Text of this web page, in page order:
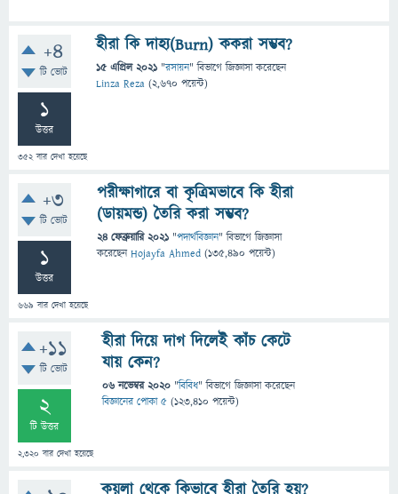
+4
টি ভোট
1
উত্তর
352বার দেখা হয়েছে
হীরা কি দাহ্য(Burn) ককরা সম্ভব?
15 এপ্রিল 2021 "রসায়ন" বিভাগে জিজ্ঞাসাকরেছেন
Linza Reza (2,670 পয়েন্ট)
+3
টি ভোট
1
উত্তর
669 বার দেখা হয়েছে
পরীক্ষাগারে বা কৃত্রিমভাবে কি হীরা
(ডায়মন্ড) তৈরি করা সম্ভব?
24 ফেব্রুয়ারি 2021 "পদার্থবিজ্ঞান" বিভাগে জিজ্ঞাসা
করেছেনHojayfa Ahmed (135,490 পয়েন্ট)
+11
টি ভোট
2
টি উত্তর
2,320 বার দেখা হয়েছে
হীরা দিয়ে দাগ দিলেই কাঁচ কেটে
যায় কেন?
06 নভেম্বর 2020 "বিবিধ" বিভাগে জিজ্ঞাসাকরেছেন
বিজ্ঞানের পোকা ৫ (123,410 পয়েন্ট)